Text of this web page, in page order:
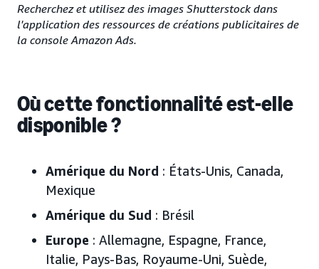
Recherchez et utilisez des images Shutterstock dans
l'application des ressources de créations publicitaires de
la console Amazon Ads.
Où cette fonctionnalité est-elle
disponible ?
Amérique du Nord : États-Unis, Canada,
Mexique
Amérique du Sud : Brésil
Europe : Allemagne, Espagne, France,
Italie, Pays-Bas, Royaume-Uni, Suède,